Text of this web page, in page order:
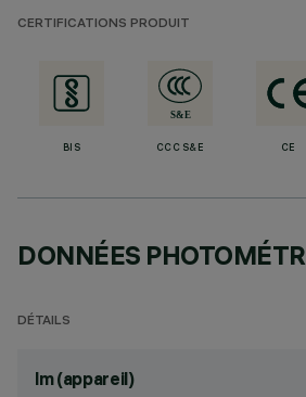
CERTIFICATIONS PRODUIT
BIS CCC S&E CE
DONNÉES
DÉTAILS
lm (appareil)